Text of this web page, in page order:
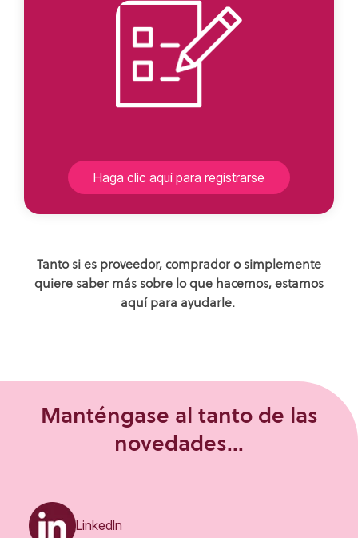
Haga clic aquí para registrarse
Tanto si es proveedor, comprador o simplemente
quiere saber más sobre lo que hacemos, estamos
aquí para ayudarle.
Manténgase al tanto de las
novedades...
LinkedIn